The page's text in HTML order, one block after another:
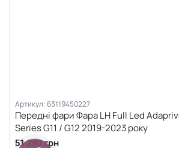
Артикул: 63119450227
Передні фари Фара LH Full Led
Series G11 / G12 2019-2023 року
51 290 грн